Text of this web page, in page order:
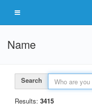
Name
Search
Results: 3415